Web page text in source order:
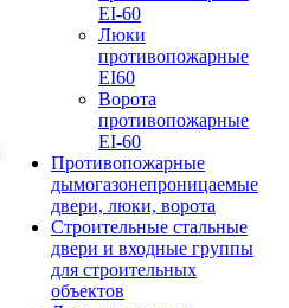
EI-60
Люки
противопожарные
EI60
Ворота
противопожарные
EI-60
Противопожарные
дымогазонепроницаемые
двери, люки, ворота
Строительные стальные
двери и входные группы
для строительных
объектов